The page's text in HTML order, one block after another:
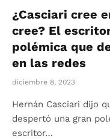
¿Casciari cree
cree? El
polémica que
en las redes
diciembre 8, 2023
Hernán Casciari dijo
despertó una gran
escritor…